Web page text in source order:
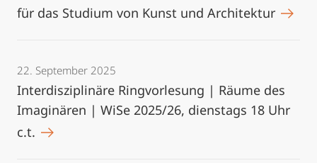
für das Studium von Kunst und Architektur
22. September 2025
Interdisziplinäre Ringvorlesung | Räume des
Imaginären | WiSe 2025/26, dienstags 18 Uhr
c.t.